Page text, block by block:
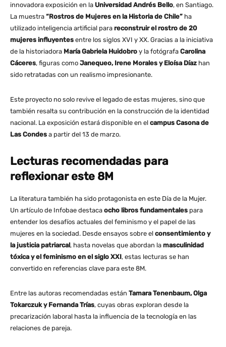
innovadora exposición en la Universidad Andrés Bello, en Santiago.
La muestra “Rostros de Mujeres en la Historia de Chile” ha
utilizado inteligencia artificial para reconstruir el rostro de 20
mujeres influyentes entre los siglos XVI y XX. Gracias a la iniciativa
de la historiadora María Gabriela Huidobro y la fotógrafa Carolina
Cáceres, figuras como Janequeo, Irene Morales y Eloísa Díaz han
sido retratadas con un realismo impresionante.
Este proyecto no solo revive el legado de estas mujeres, sino que
también resalta su contribución en la construcción de la identidad
nacional. La exposición estará disponible en el campus Casona de
Las Condes a partir del 13 de marzo.
Lecturas recomendadas para
reflexionar este 8M
La literatura también ha sido protagonista en este Día de la Mujer.
Un artículo de Infobae destaca ocho libros fundamentales para
entender los desafíos actuales del feminismo y el papel de las
mujeres en la sociedad. Desde ensayos sobre el consentimiento y
la justicia patriarcal, hasta novelas que abordan la masculinidad
tóxica y el feminismo en el siglo XXI, estas lecturas se han
convertido en referencias clave para este 8M.
Entre las autoras recomendadas están Tamara Tenenbaum, Olga
Tokarczuk y Fernanda Trías, cuyas obras exploran desde la
precarización laboral hasta la influencia de la tecnología en las
relaciones de pareja.